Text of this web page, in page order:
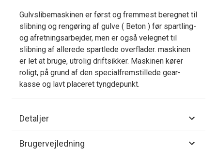
Gulvslibemaskinen er først og fremmest beregnet til
slibning og rengøring af gulve ( Beton ) før spartling-
og afretningsarbejder, men er også velegnet til
slibning af allerede spartlede overflader. maskinen
er let at bruge, utrolig driftsikker. Maskinen kører
roligt, på grund af den specialfremstillede gear-
kasse og lavt placeret tyngdepunkt.
Detaljer
Brugervejledning